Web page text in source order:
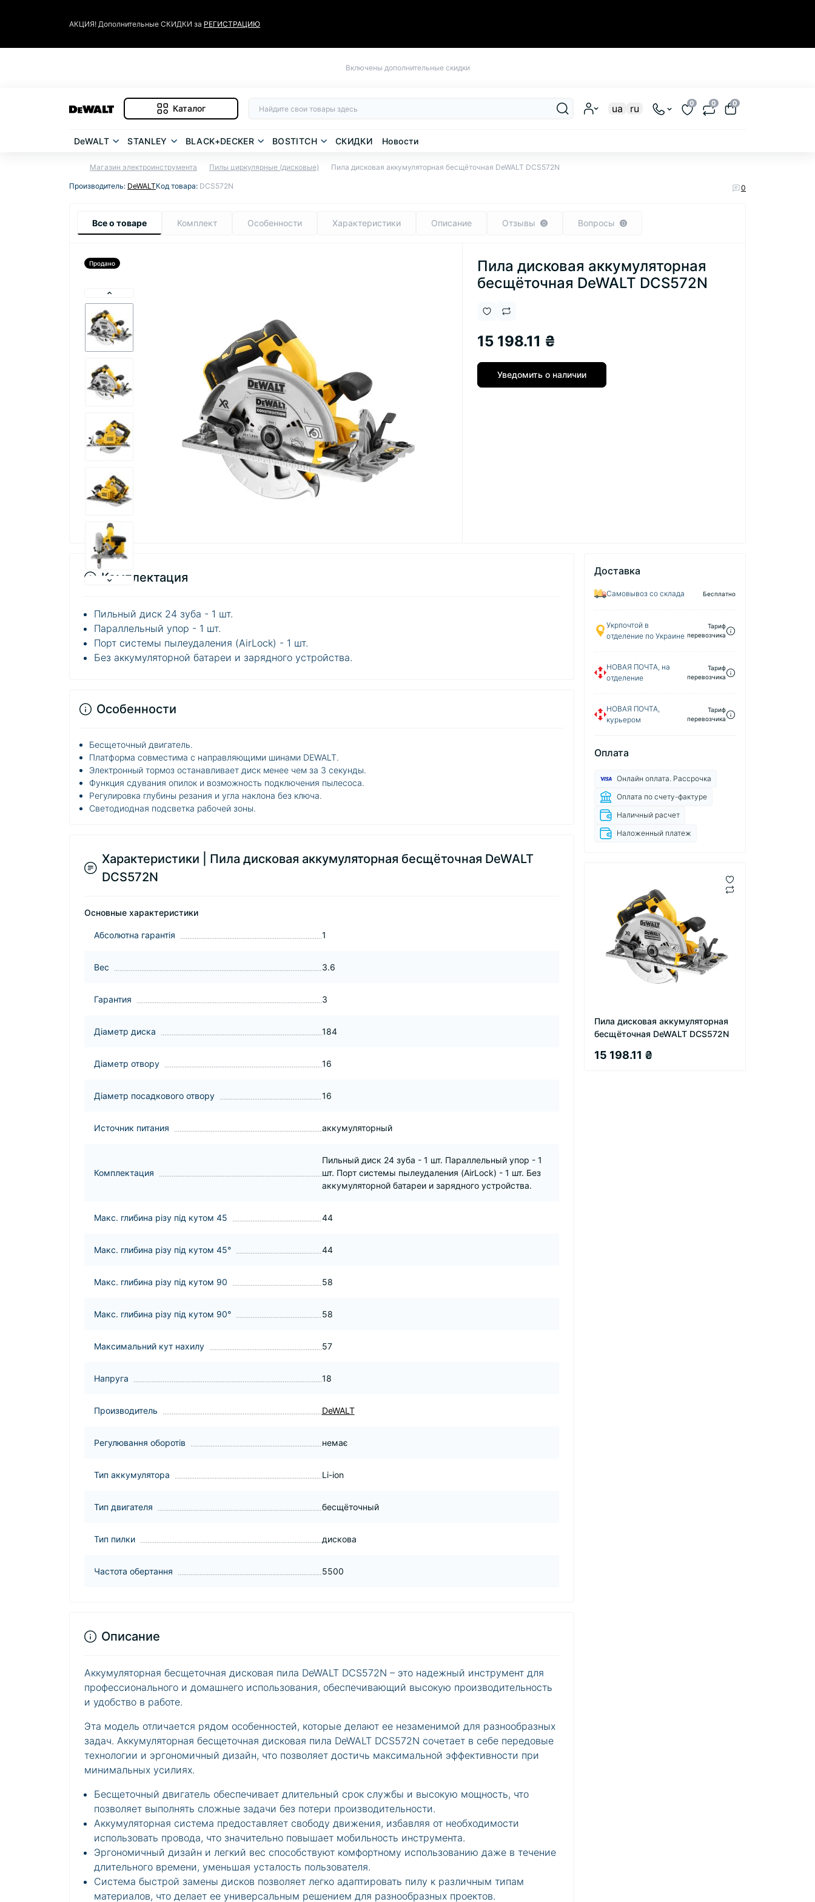
АКЦИЯ! Дополнительные СКИДКИ за РЕГИСТРАЦИЮ
Включены дополнительные скидки
Каталог ua ru 0 0 0
DeWALT STANLEY BLACK+DECKER BOSTITCH СКИДКИ Новости
Магазин электроинструмента Пилы циркулярные (дисковые) Пила дисковая аккумуляторная бесщёточная DeWALT DCS572N
Производитель: DeWALTКод товара: DCS572N 0
Все о товаре Комплект Особенности Характеристики Описание Отзывы 0 Вопросы 0
Продано
Пила дисковая аккумуляторная
бесщёточная DeWALT DCS572N
15 198.11 ₴
Уведомить о наличии
Доставка
Самовывоз со склада Бесплатно
Укрпочтой в
отделение по Украине
Тариф
перевозчика
НОВАЯ ПОЧТА, на
отделение
Тариф
перевозчика
НОВАЯ ПОЧТА,
курьером
Тариф
перевозчика
Оплата
Онлайн оплата. Рассрочка
Оплата по счету-фактуре
Наличный расчет
Наложенный платеж
Пила дисковая аккумуляторная
бесщёточная DeWALT DCS572N
15 198.11 ₴
Комплектация
Пильный диск 24 зуба - 1 шт.
Параллельный упор - 1 шт.
Порт системы пылеудаления (AirLock) - 1 шт.
Без аккумуляторной батареи и зарядного устройства.
Особенности
Бесщеточный двигатель.
Платформа совместима с направляющими шинами DEWALT.
Электронный тормоз останавливает диск менее чем за 3 секунды.
Функция сдувания опилок и возможность подключения пылесоса.
Регулировка глубины резания и угла наклона без ключа.
Светодиодная подсветка рабочей зоны.
Характеристики | Пила дисковая аккумуляторная бесщёточная DeWALT
DCS572N
Основные характеристики
Абсолютна гарантія 1
Вес 3.6
Гарантия 3
Діаметр диска 184
Діаметр отвору 16
Діаметр посадкового отвору 16
Источник питания аккумуляторный
Комплектация
Пильный диск 24 зуба - 1 шт. Параллельный упор - 1
шт. Порт системы пылеудаления (AirLock) - 1 шт. Без
аккумуляторной батареи и зарядного устройства.
Макс. глибина різу під кутом 45 44
Макс. глибина різу під кутом 45° 44
Макс. глибина різу під кутом 90 58
Макс. глибина різу під кутом 90° 58
Максимальний кут нахилу 57
Напруга 18
Производитель DeWALT
Регулювання оборотів немає
Тип аккумулятора Li-ion
Тип двигателя бесщёточный
Тип пилки дискова
Частота обертання 5500
Описание
Аккумуляторная бесщеточная дисковая пила DeWALT DCS572N – это надежный инструмент для
профессионального и домашнего использования, обеспечивающий высокую производительность
и удобство в работе.
Эта модель отличается рядом особенностей, которые делают ее незаменимой для разнообразных
задач. Аккумуляторная бесщеточная дисковая пила DeWALT DCS572N сочетает в себе передовые
технологии и эргономичный дизайн, что позволяет достичь максимальной эффективности при
минимальных усилиях.
Бесщеточный двигатель обеспечивает длительный срок службы и высокую мощность, что
позволяет выполнять сложные задачи без потери производительности.
Аккумуляторная система предоставляет свободу движения, избавляя от необходимости
использовать провода, что значительно повышает мобильность инструмента.
Эргономичный дизайн и легкий вес способствуют комфортному использованию даже в течение
длительного времени, уменьшая усталость пользователя.
Система быстрой замены дисков позволяет легко адаптировать пилу к различным типам
материалов, что делает ее универсальным решением для разнообразных проектов.